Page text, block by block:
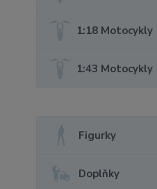
1:18 Motocykly
1:43 Motocykly
Figurky
Doplňky